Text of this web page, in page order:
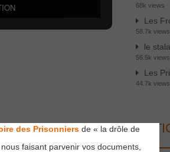
68k views
Les
58.7k views
le
56.5k views
Les
44.7k views
des Prisonniers de « la drôle de
faisant parvenir vos documents,